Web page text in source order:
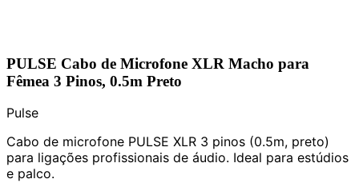
PULSE Cabo de Microfone XLR Macho para
Fêmea 3 Pinos, 0.5m Preto
Pulse
Cabo de microfone PULSE XLR 3 pinos (0.5m, preto)
para ligações profissionais de áudio. Ideal para estúdios
e palco.